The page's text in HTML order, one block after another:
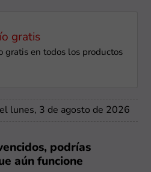
gratis
gratis en todos los productos
lunes, 3 de agosto de 2026
podrías
aún funcione